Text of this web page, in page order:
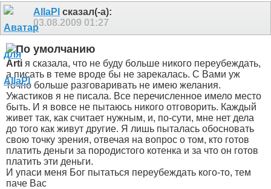
AllaPl сказал(-а):
03.08.2009 01:27
Arti я сказала, что не буду больше никого переубеждать,
а писать в теме вроде бы не зарекалась. С Вами уж
точно больше разговаривать не имею желания.
Ужастиков я не писала. Все перечисленное имело место
быть. И я вовсе не пытаюсь никого отговорить. Каждый
живет так, как считает нужным, и, по-сути, мне нет дела
до того как живут другие. Я лишь пыталась обосновать
свою точку зрения, отвечая на вопрос о том, кто готов
платить деньги за породистого котенка и за что он готов
платить эти деньги.
И упаси меня Бог пытаться переубеждать кого-то, тем
паче Вас